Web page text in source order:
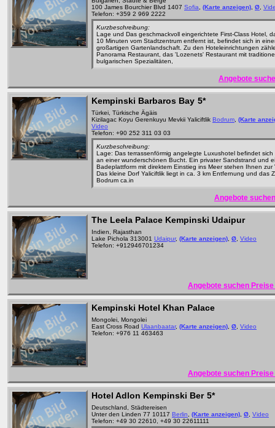
100 James Bourchier Blvd 1407 Sofia (Karte anzeigen) Ø
Telefon: +359 2 969 2222
Kurzbeschreibung:
Lage und Das geschmackvoll eingerichtete First-Class Hotel,
10 Minuten vom Stadtzentrum entfernt ist, befindet sich in
großartigen Gartenlandschaft. Zu den Hoteleinrichtungen
Panorama Restaurant, das 'Lozenets' Restaurant mit
bulgarischen Spezialitäten,
Angebote
Kempinski Barbaros Bay 5*
Türkei, Türkische Ägäis
Kizilagac Koyu Gerenkuyu Mevkii Yaliciftlik Bodrum (Karte
Video
Telefon: +90 252 311 03 03
Kurzbeschreibung:
Lage: Das terrassenförmig angelegte Luxushotel befindet sich
an einer wunderschönen Bucht. Ein privater Sandstrand und
Badeplattform mit direktem Einstieg ins Meer stehen Ihnen zur
Das kleine Dorf Yaliciftlik liegt in ca. 3 km Entfernung und das
Bodrum ca.in
Angebote
The Leela Palace Kempinski Udaipur
Indien, Rajasthan
Lake Pichola 313001 Udaipur, (Karte anzeigen) Ø Video
Telefon: +912946701234
Angebote suchen
Kempinski Hotel Khan Palace
Mongolei, Mongolei
East Cross Road Ulaanbaatar, (Karte anzeigen) Ø Video
Telefon: +976 11 463463
Angebote suchen
Hotel Adlon Kempinski Ber 5*
Deutschland, Städtereisen
Unter den Linden 77 10117 Berlin (Karte anzeigen) Ø Video
Telefon: +49 30 22610, +49 30 22611111